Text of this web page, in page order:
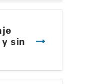
sin